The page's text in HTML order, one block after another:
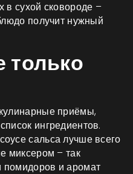
в сухой сковороде –
получит нужный
только
приёмы,
ингредиентов.
сальса лучше всего
миксером – так
помидоров и аромат